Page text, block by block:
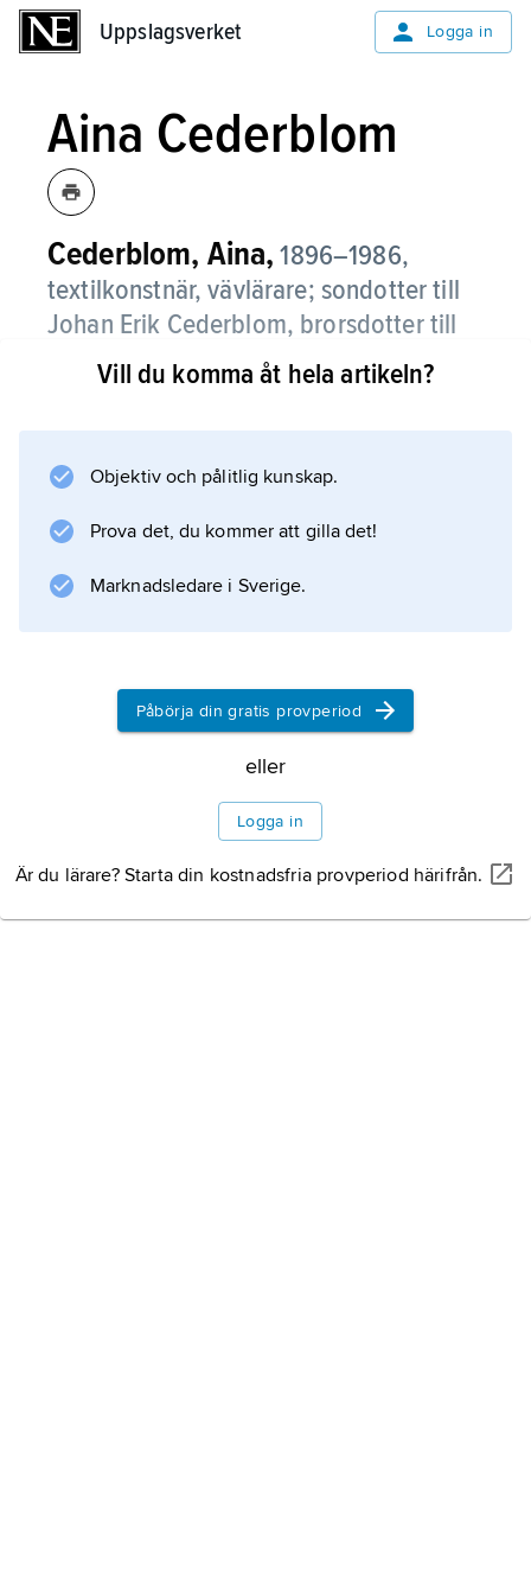
Uppslagsverket Logga in
Aina Cederblom
Cederblom, Aina, 1896–1986,
textilkonstnär, vävlärare; sondotter till
Johan Erik Cederblom, brorsdotter till
Gerda Cederblom.
motorbåtar till Svarta havet, Grönland och
Vill du komma åt hela artikeln?
Objektiv och pålitlig kunskap.
Prova det, du kommer att gilla det!
Marknadsledare i Sverige.
Påbörja din gratis provperiod
eller
Logga in
Är du lärare? Starta din kostnadsfria provperiod härifrån.